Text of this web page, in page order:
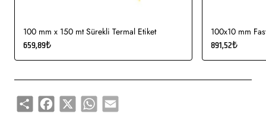
100 mm x 150 mt Sürekli Termal Etiket
659,89₺
100x10 mm
891,52₺
Share Facebook
X WhatsApp
Email